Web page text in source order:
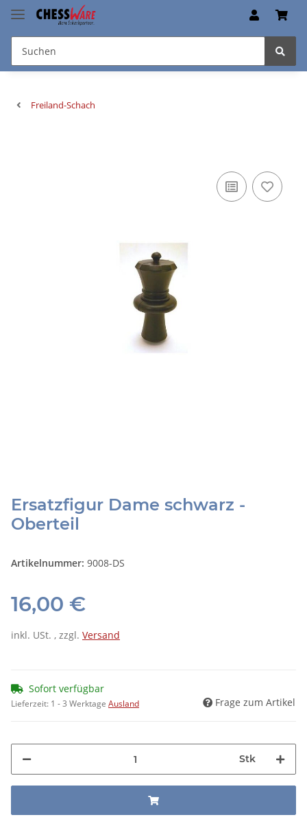
Freiland-Schach
Ersatzfigur Dame schwarz -
Oberteil
Artikelnummer: 9008-DS
16,00 €
inkl. USt. , zzgl. Versand
Sofort verfügbar
Lieferzeit: 1 - 3 Werktage Ausland Frage zum Artikel
Stk